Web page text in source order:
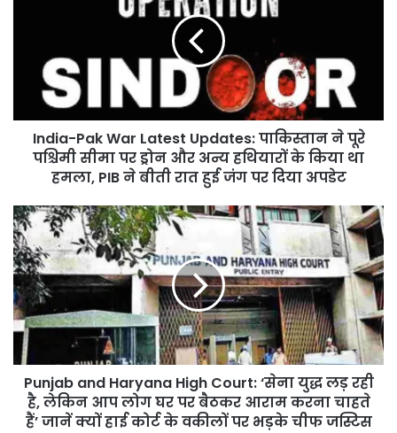
India-Pak War Latest Updates: पाकिस्तान ने पूरे
पश्चिमी सीमा पर ड्रोन और अन्य हथियारों के किया था
हमला, PIB ने बीती रात हुई जंग पर दिया अपडेट
Punjab and Haryana High Court: ‘सेना युद्ध लड़ रही
है, लेकिन आप लोग घर पर बैठकर आराम करना चाहते
हैं’ जानें क्यों हाई कोर्ट के वकीलों पर भड़के चीफ जस्टिस